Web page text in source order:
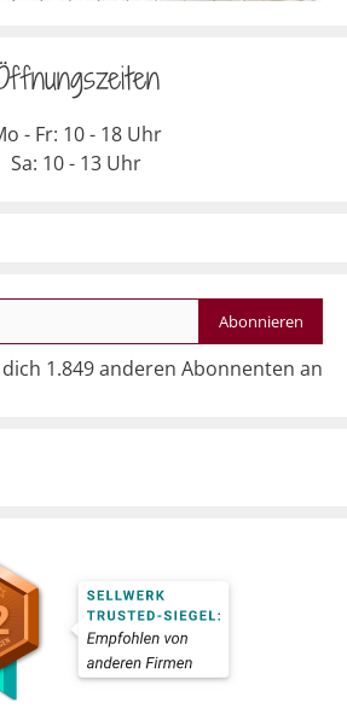
- Fr: 10 - 18 Uhr
Sa: 10 - 13 Uhr
Abonnieren
1.849 anderen Abonnenten an